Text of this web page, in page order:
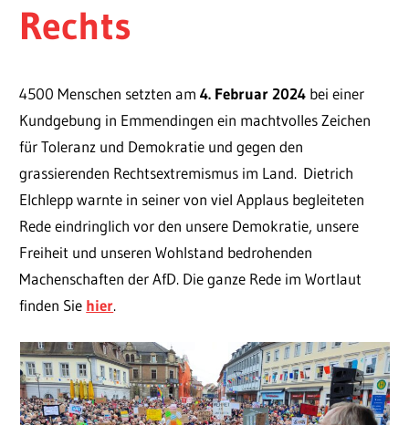
Rechts
4500 Menschen setzten am4. Februar 2024 bei einer
Kundgebung in Emmendingen ein machtvolles Zeichen
für Toleranz und Demokratie und gegen den
grassierenden Rechtsextremismus im Land. Dietrich
Elchlepp warnte in seiner von viel Applaus begleiteten
Rede eindringlich vor den unsere Demokratie, unsere
Freiheit und unseren Wohlstand bedrohenden
Machenschaften der AfD. Die ganze Rede im Wortlaut
finden Sie hier.